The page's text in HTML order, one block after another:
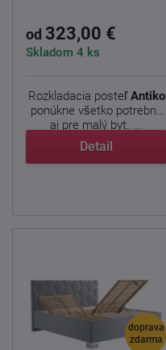
od 323,00 €
Skladom 4 ks
Rozkladacia posteľAntiko
ponúkne všetko potrebné
aj pre malý byt. ...
Detail
doprava
zdarma